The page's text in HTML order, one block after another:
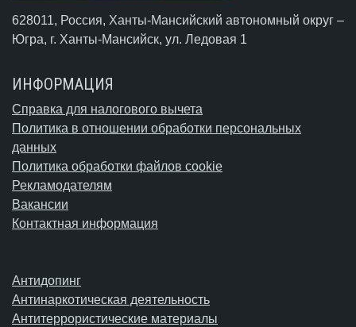
628011, Россия, Ханты-Мансийский автономный округ –
Югра, г. Ханты-Мансийск, ул. Ледовая 1
ИНФОРМАЦИЯ
Справка для налогового вычета
Политика в отношении обработки персональных
данных
Политика обработки файлов cookie
Рекламодателям
Вакансии
Контактная информация
Антидопинг
Антинаркотическая деятельность
Антитеррористические материалы